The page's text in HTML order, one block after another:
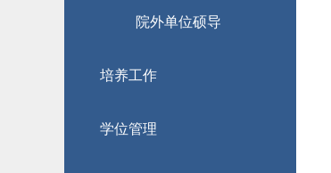
院外单位硕导
培养工作
学位管理